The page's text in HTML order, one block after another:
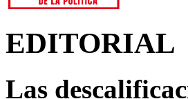
EDITORIAL
Las